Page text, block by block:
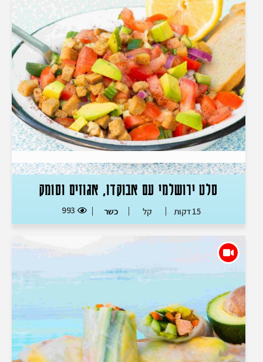
סלט ירושלמי עם אבוקדו, אגוזים וסומק
15 דקות קל כשר 993